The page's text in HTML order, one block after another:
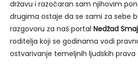
državu i razočaran sam njihovim
drugima ostaje da se sami za sebe
razgovoru za naš portal Nedžad
roditelja koji se godinama vodi
ostvarivanje temeljnih ljudskih prava